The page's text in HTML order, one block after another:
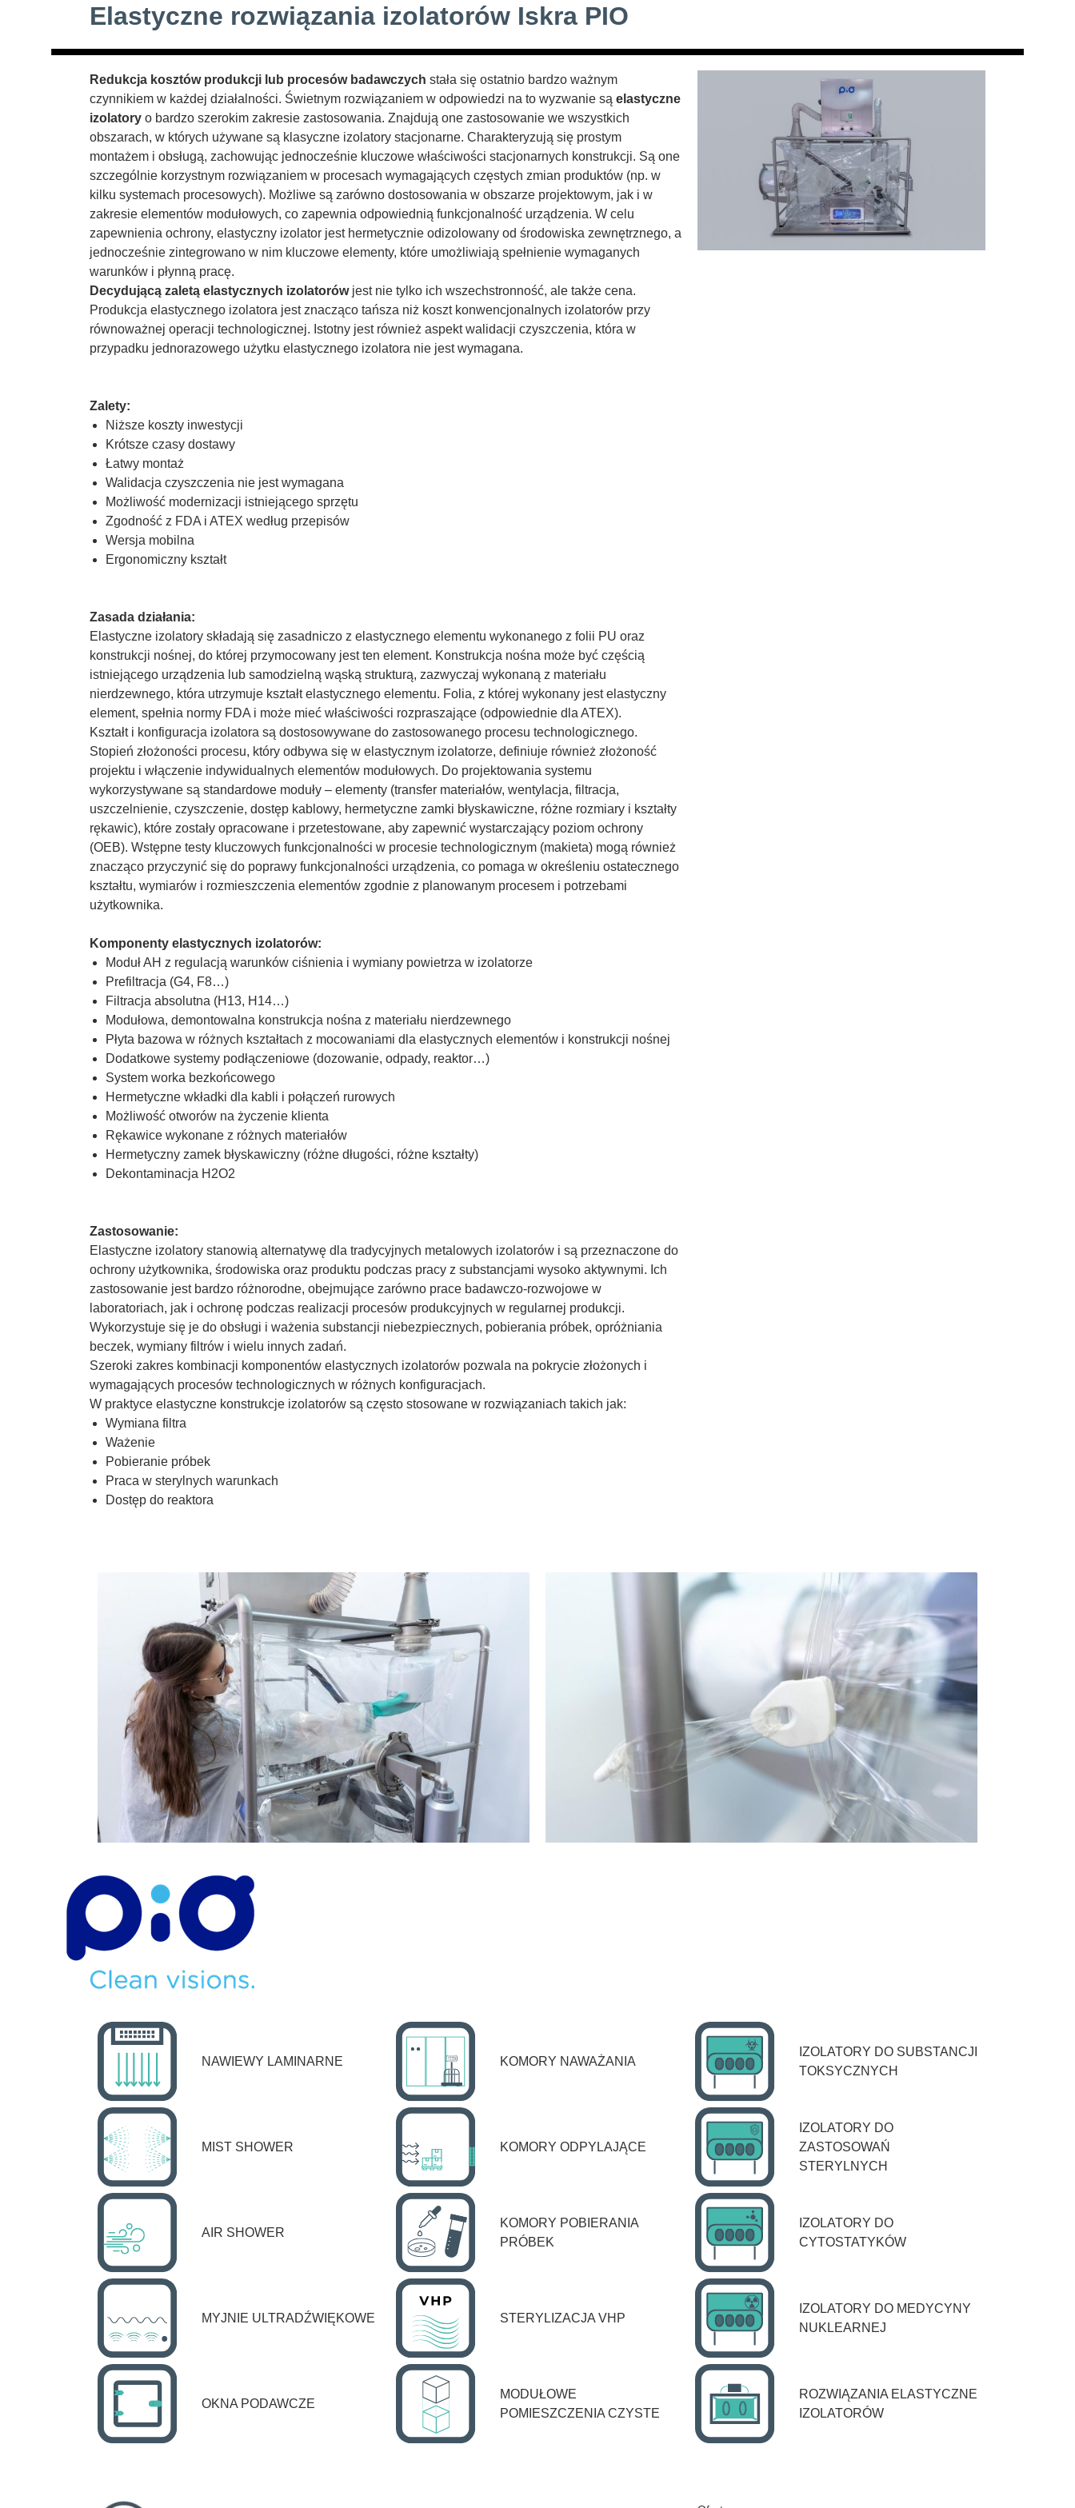
Elastyczne rozwiązania izolatorów Iskra PIO
Redukcja kosztów produkcji lub procesów badawczych stała się ostatnio bardzo ważnym
czynnikiem w każdej działalności. Świetnym rozwiązaniem w odpowiedzi na to wyzwanie są elastyczne
izolatory o bardzo szerokim zakresie zastosowania. Znajdują one zastosowanie we wszystkich
obszarach, w których używane są klasyczne izolatory stacjonarne. Charakteryzują się prostym
montażem i obsługą, zachowując jednocześnie kluczowe właściwości stacjonarnych konstrukcji. Są one
szczególnie korzystnym rozwiązaniem w procesach wymagających częstych zmian produktów (np. w
kilku systemach procesowych). Możliwe są zarówno dostosowania w obszarze projektowym, jak i w
zakresie elementów modułowych, co zapewnia odpowiednią funkcjonalność urządzenia. W celu
zapewnienia ochrony, elastyczny izolator jest hermetycznie odizolowany od środowiska zewnętrznego, a
jednocześnie zintegrowano w nim kluczowe elementy, które umożliwiają spełnienie wymaganych
warunków i płynną pracę.
Decydującą zaletą elastycznych izolatorówjest nie tylko ich wszechstronność, ale także cena.
Produkcja elastycznego izolatora jest znacząco tańsza niż koszt konwencjonalnych izolatorów przy
równoważnej operacji technologicznej. Istotny jest również aspekt walidacji czyszczenia, która w
przypadku jednorazowego użytku elastycznego izolatora nie jest wymagana.
Zalety:
Niższe koszty inwestycji
Krótsze czasy dostawy
Łatwy montaż
Walidacja czyszczenia nie jest wymagana
Możliwość modernizacji istniejącego sprzętu
Zgodność z FDA i ATEX według przepisów
Wersja mobilna
Ergonomiczny kształt
Zasada działania:
Elastyczne izolatory składają się zasadniczo z elastycznego elementu wykonanego z folii PU oraz
konstrukcji nośnej, do której przymocowany jest ten element. Konstrukcja nośna może być częścią
istniejącego urządzenia lub samodzielną wąską strukturą, zazwyczaj wykonaną z materiału
nierdzewnego, która utrzymuje kształt elastycznego elementu. Folia, z której wykonany jest elastyczny
element, spełnia normy FDA i może mieć właściwości rozpraszające (odpowiednie dla ATEX).
Kształt i konfiguracja izolatora są dostosowywane do zastosowanego procesu technologicznego.
Stopień złożoności procesu, który odbywa się w elastycznym izolatorze, definiuje również złożoność
projektu i włączenie indywidualnych elementów modułowych. Do projektowania systemu
wykorzystywane są standardowe moduły – elementy (transfer materiałów, wentylacja, filtracja,
uszczelnienie, czyszczenie, dostęp kablowy, hermetyczne zamki błyskawiczne, różne rozmiary i kształty
rękawic), które zostały opracowane i przetestowane, aby zapewnić wystarczający poziom ochrony
(OEB). Wstępne testy kluczowych funkcjonalności w procesie technologicznym (makieta) mogą również
znacząco przyczynić się do poprawy funkcjonalności urządzenia, co pomaga w określeniu ostatecznego
kształtu, wymiarów i rozmieszczenia elementów zgodnie z planowanym procesem i potrzebami
użytkownika.
Komponenty elastycznych izolatorów:
Moduł AH z regulacją warunków ciśnienia i wymiany powietrza w izolatorze
Prefiltracja (G4, F8…)
Filtracja absolutna (H13, H14…)
Modułowa, demontowalna konstrukcja nośna z materiału nierdzewnego
Płyta bazowa w różnych kształtach z mocowaniami dla elastycznych elementów i konstrukcji nośnej
Dodatkowe systemy podłączeniowe (dozowanie, odpady, reaktor…)
System worka bezkońcowego
Hermetyczne wkładki dla kabli i połączeń rurowych
Możliwość otworów na życzenie klienta
Rękawice wykonane z różnych materiałów
Hermetyczny zamek błyskawiczny (różne długości, różne kształty)
Dekontaminacja H2O2
Zastosowanie:
Elastyczne izolatory stanowią alternatywę dla tradycyjnych metalowych izolatorów i są przeznaczone do
ochrony użytkownika, środowiska oraz produktu podczas pracy z substancjami wysoko aktywnymi. Ich
zastosowanie jest bardzo różnorodne, obejmujące zarówno prace badawczo-rozwojowe w
laboratoriach, jak i ochronę podczas realizacji procesów produkcyjnych w regularnej produkcji.
Wykorzystuje się je do obsługi i ważenia substancji niebezpiecznych, pobierania próbek, opróżniania
beczek, wymiany filtrów i wielu innych zadań.
Szeroki zakres kombinacji komponentów elastycznych izolatorów pozwala na pokrycie złożonych i
wymagających procesów technologicznych w różnych konfiguracjach.
W praktyce elastyczne konstrukcje izolatorów są często stosowane w rozwiązaniach takich jak:
Wymiana filtra
Ważenie
Pobieranie próbek
Praca w sterylnych warunkach
Dostęp do reaktora
NAWIEWY LAMINARNE
MIST SHOWER
AIR SHOWER
MYJNIE ULTRADŹWIĘKOWE
OKNA PODAWCZE
KOMORY NAWAŻANIA
KOMORY ODPYLAJĄCE
KOMORY POBIERANIA
PRÓBEK
STERYLIZACJA VHP
MODUŁOWE
POMIESZCZENIA CZYSTE
IZOLATORY DO SUBSTANCJI
TOKSYCZNYCH
IZOLATORY DO
ZASTOSOWAŃ
STERYLNYCH
IZOLATORY DO
CYTOSTATYKÓW
IZOLATORY DO MEDYCYNY
NUKLEARNEJ
ROZWIĄZANIA ELASTYCZNE
IZOLATORÓW